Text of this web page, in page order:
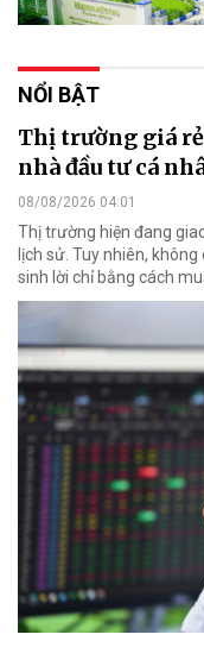
NỔI BẬT
Thị trường giá
nhà đầu tư cá
08/08/2026 04:01
Thị trường hiện đang
lịch sử. Tuy nhiên,
sinh lời chỉ bằng cách